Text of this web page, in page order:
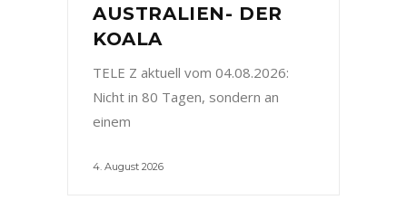
AUSTRALIEN- DER
KOALA
TELE Z aktuell vom 04.08.2026:
Nicht in 80 Tagen, sondern an
einem
4. August 2026